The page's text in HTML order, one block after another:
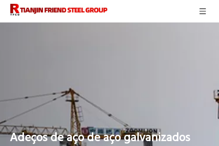
Adeços de aço de aço galvanizados